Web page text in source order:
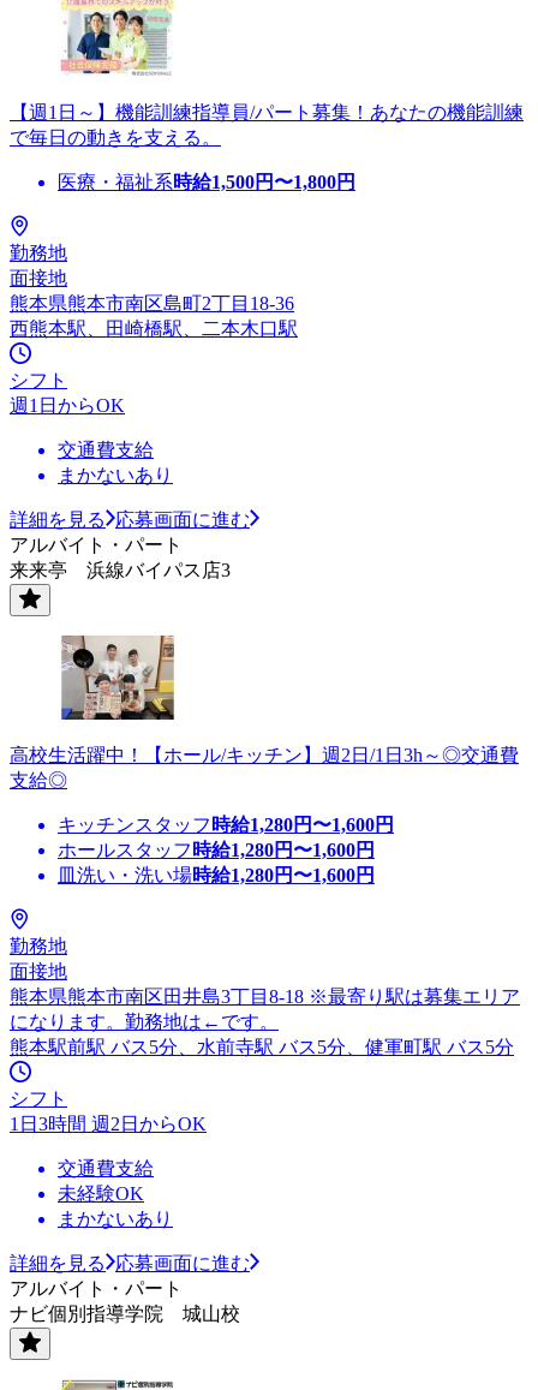
【週1日～】機能訓練指導員/パート募集！あなたの機能訓練
で毎日の動きを支える。
医療・福祉系時給1,500円〜1,800円
勤務地
面接地
熊本県熊本市南区島町2丁目18-36
西熊本駅、田崎橋駅、二本木口駅
シフト
週1日からOK
交通費支給
まかないあり
詳細を見る
応募画面に進む
アルバイト・パート
来来亭 浜線バイパス店3
高校生活躍中！【ホール/キッチン】週2日/1日3h～◎交通費
支給◎
キッチンスタッフ 時給1,280円〜1,600円
ホールスタッフ 時給1,280円〜1,600円
皿洗い・洗い場時給1,280円〜1,600円
勤務地
面接地
熊本県熊本市南区田井島3丁目8-18 ※最寄り駅は募集エリア
になります。勤務地は←です。
熊本駅前駅 バス5分、水前寺駅 バス5分、健軍町駅 バス5分
シフト
1日3時間 週2日からOK
交通費支給
未経験OK
まかないあり
詳細を見る
応募画面に進む
アルバイト・パート
ナビ個別指導学院 城山校